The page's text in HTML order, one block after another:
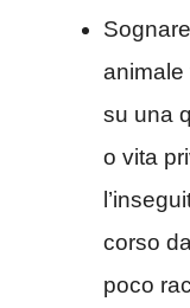
animale
su una
o vita
corso
poco